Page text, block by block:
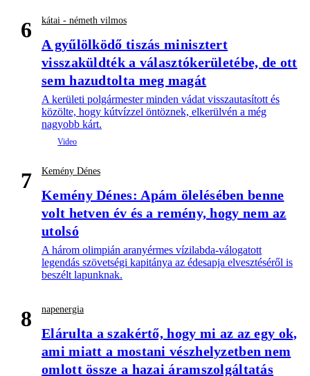
6 kátai - németh vilmos
A gyűlölködő tiszás minisztert
visszaküldték a választókerületébe, de ott
sem hazudtolta meg magát
A kerületi polgármester minden vádat visszautasított és
közölte, hogy kútvízzel öntöznek, elkerülvén a még
nagyobb kárt.
7 Kemény Dénes
Kemény Dénes: Apám ölelésében benne
volt hetven év és a remény, hogy nem az
utolsó
A három olimpián aranyérmes vízilabda-válogatott
legendás szövetségi kapitánya az édesapja elvesztéséről is
beszélt lapunknak.
8 napenergia
Elárulta a szakértő, hogy mi az az egy ok,
ami miatt a mostani vészhelyzetben nem
omlott össze a hazai áramszolgáltatás